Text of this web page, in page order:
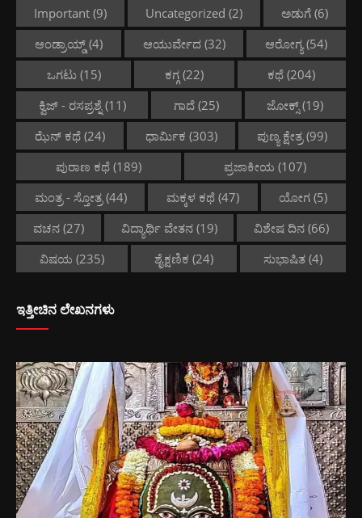
Important (9) Uncategorized (2) ಅಡುಗೆ (6)
ಆಂಡ್ರಾಯ್ಡ್(4) ಆಯುರ್ವೇದ(32) ಆರೋಗ್ಯ (54)
ಒಗಟು(15) ಕಗ್ಗ(22) ಕಥೆ (204)
ಕ್ವಿಜ್ - ರಸಪ್ರಶ್ನೆ (11) ಗಾದೆ(25) ಜೋಕ್ಸ್ (19)
ಝೆನ್ ಕಥೆ(24) ಧಾರ್ಮಿಕ (303) ಪುಣ್ಯ ಕ್ಷೇತ್ರ(99)
ಪುರಾಣ ಕಥೆ (189) ಪ್ರಜಾಕೀಯ (107)
ಮಂತ್ರ - ಸ್ತೋತ್ರ(44) ಮಕ್ಕಳ ಕಥೆ(47) ಯೋಗ (5)
ವಚನ(27) ವಿದ್ಯಾರ್ಥಿ ವೇತನ(19) ವಿಶೇಷ ದಿನ (66)
ವಿಷಯ (235) ಶೈಕ್ಷಣಿಕ (24) ಸುಭಾಷಿತ (4)
ಇತ್ತೀಚಿನ ಲೇಖನಗಳು